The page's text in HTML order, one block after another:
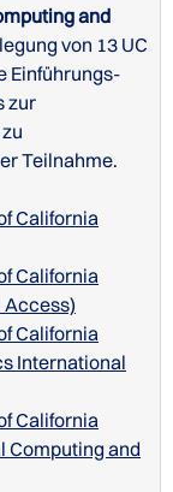
and
von 13 UC
Einführungs-
zur
Teilnahme.
California
California
Access)
California
International
California
Computing and